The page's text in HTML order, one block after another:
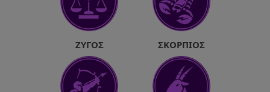
ΖΥΓΌΣ ΣΚΟΡΠΙΌΣ